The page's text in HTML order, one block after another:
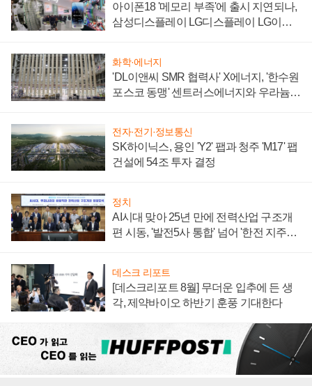
아이폰18 '메모리 부족'에 출시 지연되나,
삼성디스플레이 LG디스플레이 LG이노
화학·에너지
'DL이앤씨 SMR 협력사' X에너지, '한수원
포스코 동맹' 센트러스에너지와 우라늄
전자·전기·정보통신
SK하이닉스, 용인 'Y2' 팹과 청주 'M17' 팹
건설에 54조 투자 결정
정치
AI시대 맞아 25년 만에 전력산업 구조개
편 시동, '발전5사 통합' 넘어 '한전 지주사'
데스크 리포트
[데스크리포트 8월] 무더운 입추에 든 생
각, 제약바이오 하반기 훈풍 기대한다